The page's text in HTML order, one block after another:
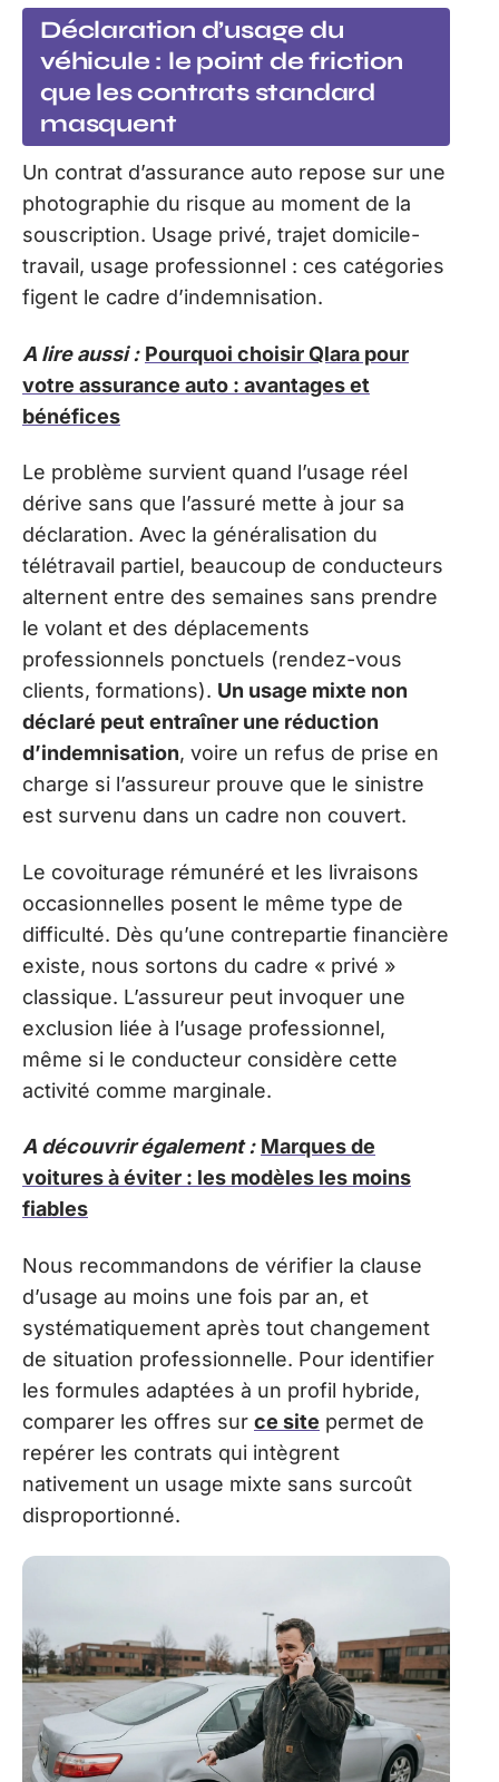
Déclaration d’usage du
véhicule : le point de friction
que les contrats standard
masquent
Un contrat d’assurance auto repose sur une
photographie du risque au moment de la
souscription. Usage privé, trajet domicile-
travail, usage professionnel : ces catégories
figent le cadre d’indemnisation.
A lire aussi : Pourquoi choisir Qlara pour
votre assurance auto : avantages et
bénéfices
Le problème survient quand l’usage réel
dérive sans que l’assuré mette à jour sa
déclaration. Avec la généralisation du
télétravail partiel, beaucoup de conducteurs
alternent entre des semaines sans prendre
le volant et des déplacements
professionnels ponctuels (rendez-vous
clients, formations). Un usage mixte non
déclaré peut entraîner une réduction
d’indemnisation, voire un refus de prise en
charge si l’assureur prouve que le sinistre
est survenu dans un cadre non couvert.
Le covoiturage rémunéré et les livraisons
occasionnelles posent le même type de
difficulté. Dès qu’une contrepartie financière
existe, nous sortons du cadre « privé »
classique. L’assureur peut invoquer une
exclusion liée à l’usage professionnel,
même si le conducteur considère cette
activité comme marginale.
A découvrir également : Marques de
voitures à éviter : les modèles les moins
fiables
Nous recommandons de vérifier la clause
d’usage au moins une fois par an, et
systématiquement après tout changement
de situation professionnelle. Pour identifier
les formules adaptées à un profil hybride,
comparer les offres sur ce site permet de
repérer les contrats qui intègrent
nativement un usage mixte sans surcoût
disproportionné.